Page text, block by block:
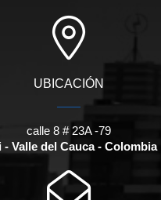
UBICACIÓN
calle 8 # 23A -79
- Valle del Cauca - Colombia